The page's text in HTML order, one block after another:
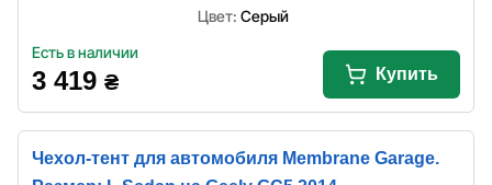
Цвет: Серый
Есть в наличии
3 419 ₴ Купить
Чехол-тент для автомобиля Membrane Garage.